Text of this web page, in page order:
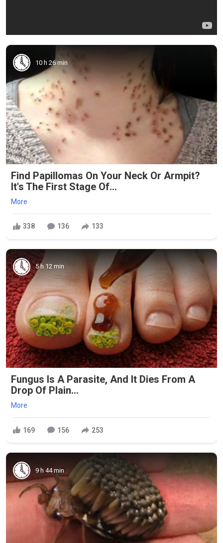
10 h 26 min
Find Papillomas On Your Neck Or Armpit?
It's The First Stage Of...
More
338 136 133
5 h 12 min
Fungus Is A Parasite, And It Dies From A
Drop Of Plain...
More
169 156 253
9 h 44 min